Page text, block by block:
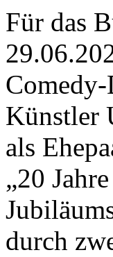
Für das
Künstler
als
„20
durch